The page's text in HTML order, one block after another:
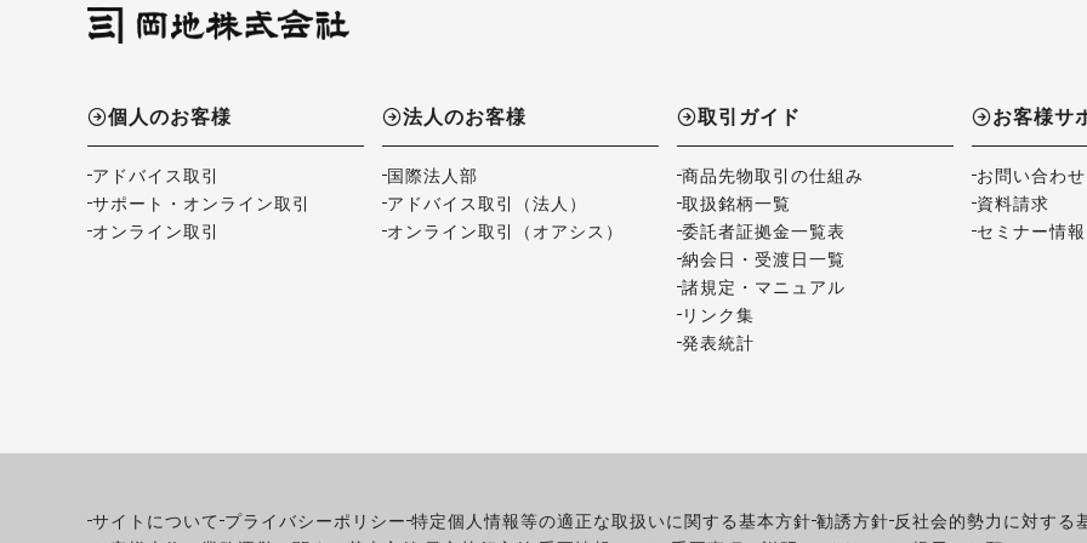
個人のお客様
アドバイス取引
サポート・オンライン取引
オンライン取引
法人のお客様
国際法人部
アドバイス取引（法人）
オンライン取引（オアシス）
取引ガイド
商品先物取引の仕組み
取扱銘柄一覧
委託者証拠金一覧表
納会日・受渡日一覧
諸規定・マニュアル
リンク集
発表統計
お客様サ
お問い合わせ
資料請求
セミナー情報
サイトについて プライバシーポリシー 特定個人情報等の適正な取扱いに関する基本方針 勧誘方針 反社会的勢力に対する